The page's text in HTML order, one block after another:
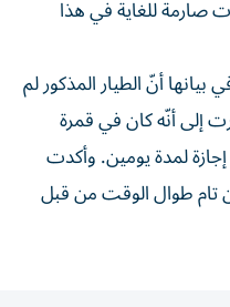
صارمة للغاية في هذا
أنّ الطيار المذكور لم
إلى أنّه كان في قمرة
لمدة يومين. وأكدت
تام طوال الوقت من قبل